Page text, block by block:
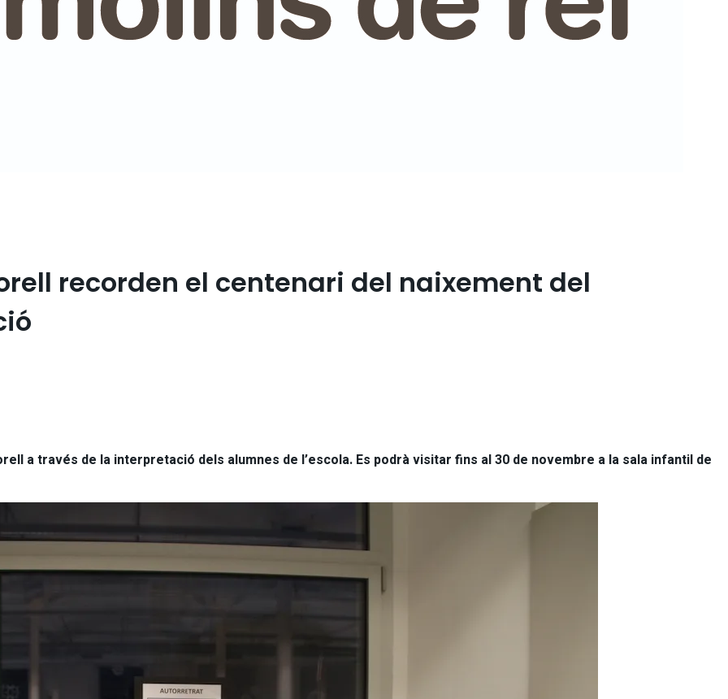
recorden el centenari del naixement del
a través de la interpretació dels alumnes de l’escola. Es podrà visitar fins al 30 de novembre a la sala infantil de